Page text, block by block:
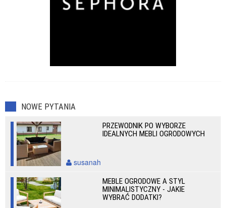
NOWE PYTANIA
PRZEWODNIK PO WYBORZE
IDEALNYCH MEBLI OGRODOWYCH
susanah
MEBLE OGRODOWE A STYL
MINIMALISTYCZNY - JAKIE
WYBRAĆ DODATKI?